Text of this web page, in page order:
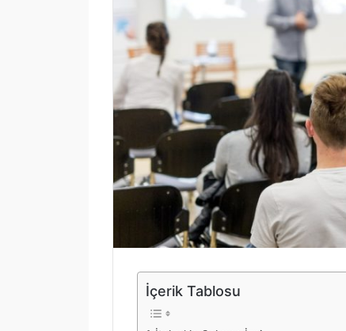
İçerik Tablosu